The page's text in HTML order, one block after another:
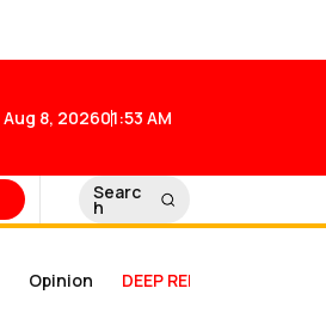
Aug 8, 202601:53 AM
Searc
h
Opinion DEEP REPORT